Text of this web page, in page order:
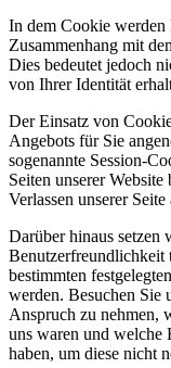
In dem Cookie
Zusammenhang mit
Dies bedeutet jedoch
von Ihrer Identität
Der Einsatz von
Angebots für Sie
sogenannte Session-
Seiten unserer
Verlassen unserer
Darüber hinaus setzen
Benutzerfreundlichkeit
bestimmten
werden. Besuchen Sie
Anspruch zu nehmen,
uns waren und welche
haben, um diese nicht